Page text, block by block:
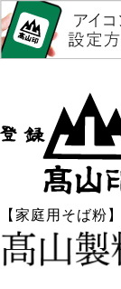
【家庭用そば粉